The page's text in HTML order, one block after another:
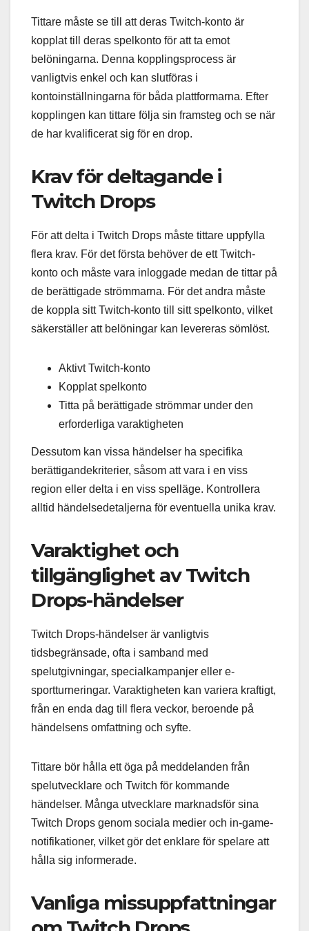
Tittare måste se till att deras Twitch-konto är
kopplat till deras spelkonto för att ta emot
belöningarna. Denna kopplingsprocess är
vanligtvis enkel och kan slutföras i
kontoinställningarna för båda plattformarna. Efter
kopplingen kan tittare följa sin framsteg och se när
de har kvalificerat sig för en drop.
Krav för deltagande i
Twitch Drops
För att delta i Twitch Drops måste tittare uppfylla
flera krav. För det första behöver de ett Twitch-
konto och måste vara inloggade medan de tittar på
de berättigade strömmarna. För det andra måste
de koppla sitt Twitch-konto till sitt spelkonto, vilket
säkerställer att belöningar kan levereras sömlöst.
Aktivt Twitch-konto
Kopplat spelkonto
Titta på berättigade strömmar under den
erforderliga varaktigheten
Dessutom kan vissa händelser ha specifika
berättigandekriterier, såsom att vara i en viss
region eller delta i en viss spelläge. Kontrollera
alltid händelsedetaljerna för eventuella unika krav.
Varaktighet och
tillgänglighet av Twitch
Drops-händelser
Twitch Drops-händelser är vanligtvis
tidsbegränsade, ofta i samband med
spelutgivningar, specialkampanjer eller e-
sportturneringar. Varaktigheten kan variera kraftigt,
från en enda dag till flera veckor, beroende på
händelsens omfattning och syfte.
Tittare bör hålla ett öga på meddelanden från
spelutvecklare och Twitch för kommande
händelser. Många utvecklare marknadsför sina
Twitch Drops genom sociala medier och in-game-
notifikationer, vilket gör det enklare för spelare att
hålla sig informerade.
Vanliga missuppfattningar